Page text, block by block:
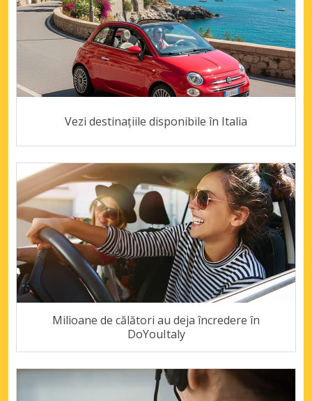
Vezi destinațiile disponibile în Italia
Milioane de călători au deja încredere în
DoYouItaly